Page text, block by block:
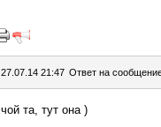
27.07.14 21:47 Ответ на
чой та, тут она )